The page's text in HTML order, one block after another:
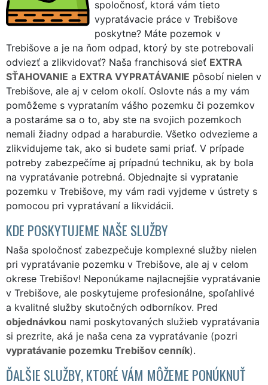
spoločnosť, ktorá vám tieto
vypratávacie práce v Trebišove
poskytne? Máte pozemok v
Trebišove a je na ňom odpad, ktorý by ste potrebovali
odviezť a zlikvidovať? Naša franchisová sieť EXTRA
SŤAHOVANIE a EXTRA VYPRATÁVANIE pôsobí nielen v
Trebišove, ale aj v celom okolí. Oslovte nás a my vám
pomôžeme s vyprataním vášho pozemku či pozemkov
a postaráme sa o to, aby ste na svojich pozemkoch
nemali žiadny odpad a haraburdie. Všetko odvezieme a
zlikvidujeme tak, ako si budete sami priať. V prípade
potreby zabezpečíme aj prípadnú techniku, ak by bola
na vypratávanie potrebná. Objednajte si vypratanie
pozemku v Trebišove, my vám radi vyjdeme v ústrety s
pomocou pri vypratávaní a likvidácii.
KDE POSKYTUJEME NAŠE SLUŽBY
Naša spoločnosť zabezpečuje komplexné služby nielen
pri vypratávanie pozemku v Trebišove, ale aj v celom
okrese Trebišov! Neponúkame najlacnejšie vypratávanie
v Trebišove, ale poskytujeme profesionálne, spoľahlivé
a kvalitné služby skutočných odborníkov. Pred
objednávkou nami poskytovaných služieb vypratávania
si prezrite, aká je naša cena za vypratávanie (pozri
vypratávanie pozemku Trebišov cenník).
ĎALŠIE SLUŽBY, KTORÉ VÁM MÔŽEME PONÚKNUŤ